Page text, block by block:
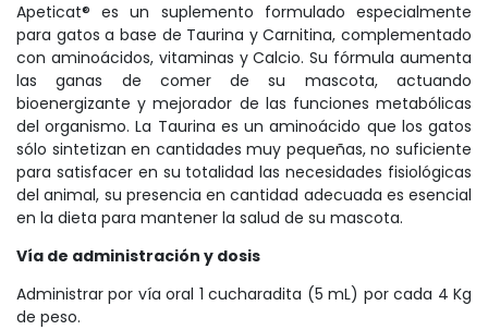
Apeticat® es un suplemento formulado especialmente
para gatos a base de Taurina y Carnitina, complementado
con aminoácidos, vitaminas y Calcio. Su fórmula aumenta
las ganas de comer de su mascota, actuando
bioenergizante y mejorador de las funciones metabólicas
del organismo. La Taurina es un aminoácido que los gatos
sólo sintetizan en cantidades muy pequeñas, no suficiente
para satisfacer en su totalidad las necesidades fisiológicas
del animal, su presencia en cantidad adecuada es esencial
en la dieta para mantener la salud de su mascota.
Vía de administración y dosis
Administrar por vía oral 1 cucharadita (5 mL) por cada 4 Kg
de peso.